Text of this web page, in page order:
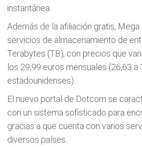
instantánea.
Además de la afiliación gratis,
servicios de almacenamiento de
Terabytes (TB), con precios que
los 29,99 euros mensuales (26,63 a
estadounidenses).
El nuevo portal de Dotcom se
con un sistema sofisticado para
gracias a que cuenta con varios
diversos países.